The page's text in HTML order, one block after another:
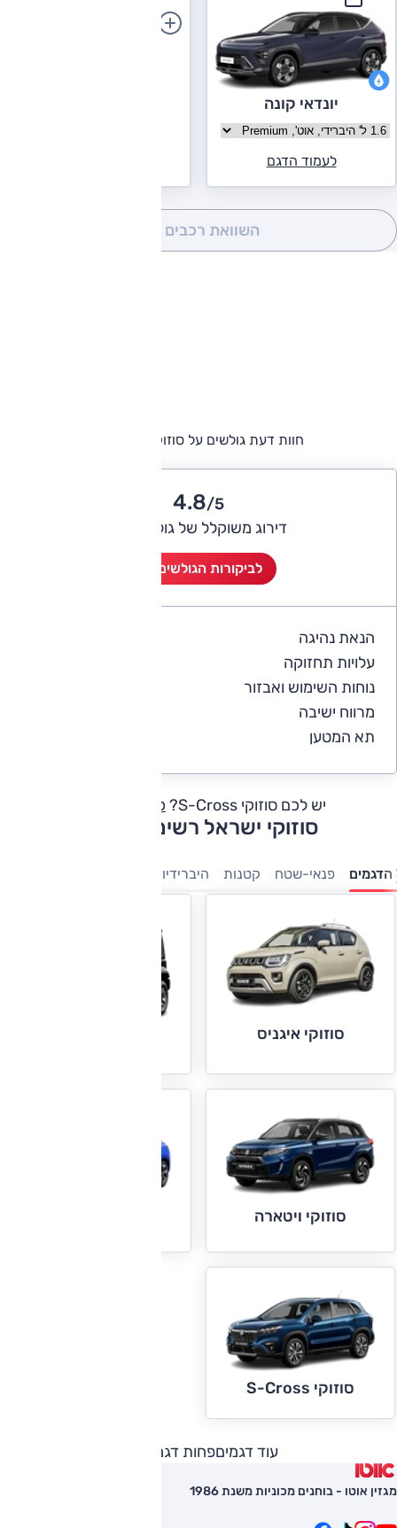
יונדאי קונה
בחר גרסה יונדאי קונה
לעמוד הדגם
השוואת רכבים
חוות דעת גולשים על סוזוקי S-Cross
4.8/5
דירוג משוקלל של גולשי אוטו
לביקורות הגולשים (4)
הנאת נהיגה
עלויות תחזוקה
נוחות השימוש ואבזור
מרווח ישיבה
תא המטען
יש לכם סוזוקי S-Cross? כתבו חוות דעת
סוזוקי ישראל רשימת דגמים
הדגמים פנאי-שטח קטנות היברידיות
סוזוקי איגניס
סוזוקי ויטארה
סוזוקי S-Cross
עוד דגמיםפחות דגמים
מגזין אוטו - בוחנים מכוניות משנת 1986